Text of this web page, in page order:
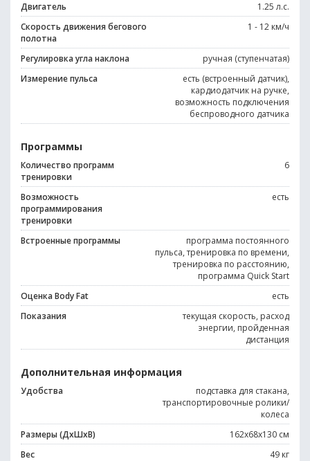
Двигатель
1.25 л.с.
Скорость движения бегового
полотна
1 - 12 км/ч
Регулировка угла наклона
ручная (ступенчатая)
Измерение пульса
есть (встроенный датчик),
кардиодатчик на ручке,
возможность подключения
беспроводного датчика
Программы
Количество программ
тренировки
6
Возможность
программирования
тренировки
есть
Встроенные программы
программа постоянного
пульса, тренировка по времени,
тренировка по расстоянию,
программа Quick Start
Оценка Body Fat
есть
Показания
текущая скорость, расход
энергии, пройденная
дистанция
Дополнительная информация
Удобства
подставка для стакана,
транспортировочные ролики/
колеса
Размеры (ДхШхВ)
162x68x130 см
Вес
49 кг